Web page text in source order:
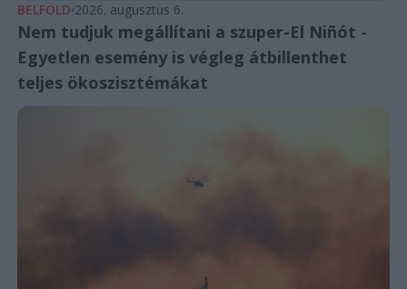
BELFÖLD 2026. augusztus 6.
Nem tudjuk megállítani a szuper-El Niñót -
Egyetlen esemény is végleg átbillenthet
teljes ökoszisztémákat